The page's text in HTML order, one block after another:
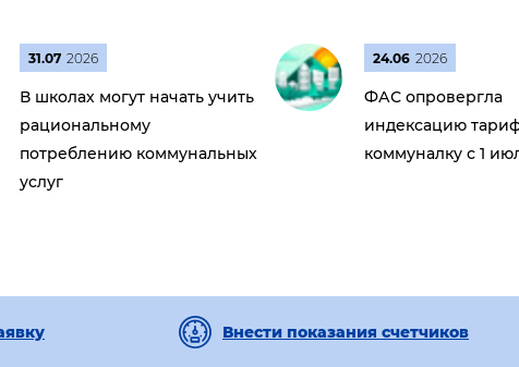
31.07 2026
В школах могут начать учить
рациональному
потреблению коммунальных
услуг
24.06 2026
ФАС опровергла
индексацию
коммуналку с 1
Внести показания счетчиков